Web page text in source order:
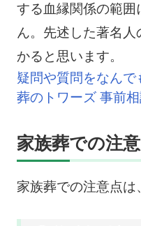
する血縁関係の範
ん。先述した著名
かると思います。
疑問や質問をなん
葬のトワーズ 事前相
家族葬での注
家族葬での注意点は